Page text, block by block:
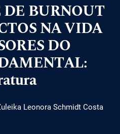
BURNOUT
NA VIDA
DO
Leonora Schmidt Costa